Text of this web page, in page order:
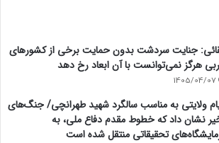
جنایت سردشت بدون حمایت برخی از کشورهای
هرگز نمی‌توانست با آن ابعاد رخ دهد
1405/04/07
ولایتی به مناسب سالگرد شهید طهرانچی/ جنگ‌های
نشان داد که خطوط مقدم دفاع ملی، به
تحقیقاتی منتقل شده است